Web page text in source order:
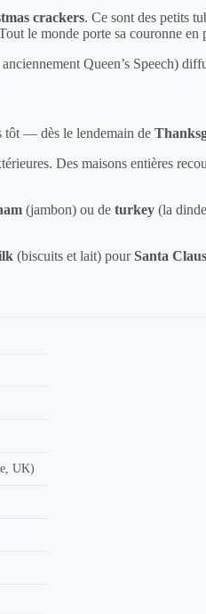
crackers. Ce sont des petits
le monde porte sa couronne
Queen’s Speech)
tôt — dès le lendemain de
Des maisons entières
(jambon) ou de turkey (la
(biscuits et lait) pourSanta Claus
UK)